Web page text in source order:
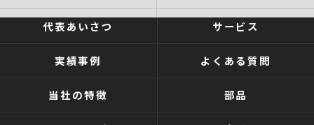
代表あいさつ サービス
実績事例 よくある質問
当社の特徴 部品